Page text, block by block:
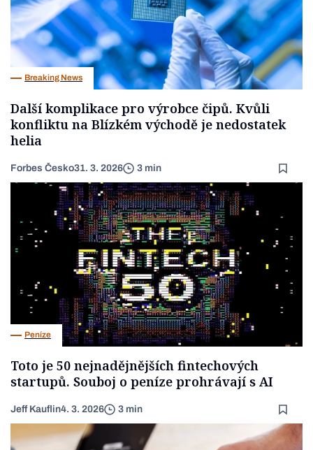
Breaking News
Další komplikace pro výrobce čipů. Kvůli
konfliktu na Blízkém východě je nedostatek
helia
Forbes Česko31. 3. 2026 3 min
Peníze
Toto je 50 nejnadějnějších fintechových
startupů. Souboj o peníze prohrávají s AI
Jeff Kauflin4. 3. 2026 3 min